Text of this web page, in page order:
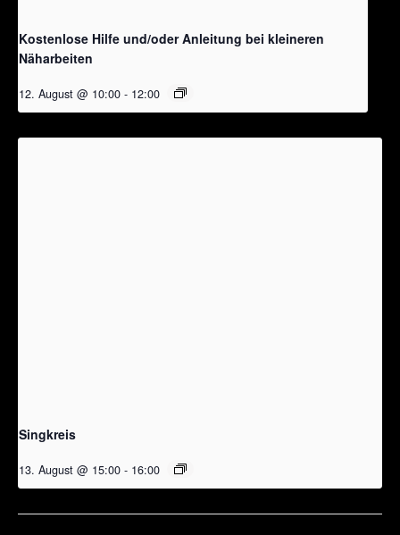
Kostenlose Hilfe und/oder Anleitung bei kleineren
Näharbeiten
12. August @ 10:00 - 12:00
Singkreis
13. August @ 15:00 - 16:00